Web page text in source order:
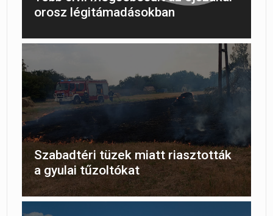
orosz légitámadásokban
Szabadtéri tüzek miatt riasztották
a gyulai tűzoltókat